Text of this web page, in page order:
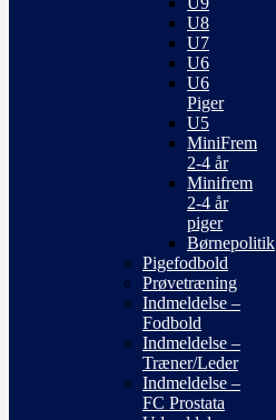
U8
U7
U6
U6
Piger
U5
MiniFrem
2-4 år
Minifrem
2-4 år
piger
Børnepolitik
Pigefodbold
Prøvetræning
Indmeldelse –
Fodbold
Indmeldelse –
Træner/Leder
Indmeldelse –
FC Prostata